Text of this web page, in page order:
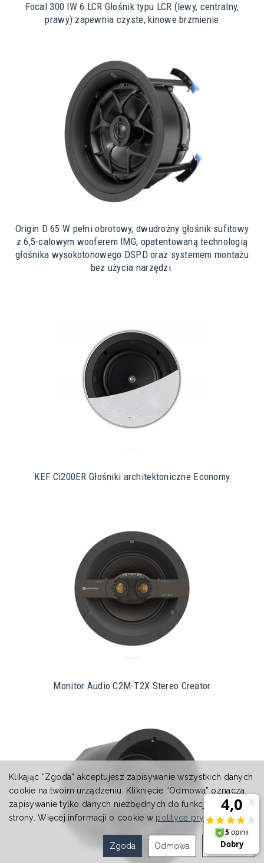
Focal 300 IW 6 LCR Głośnik typu LCR (lewy, centralny,
prawy) zapewnia czyste, kinowe brzmienie
Origin D 65 W pełni obrotowy, dwudrożny głośnik sufitowy
z 6,5-calowym wooferem IMG, opatentowaną technologią
głośnika wysokotonowego DSPD oraz systemem montażu
bez użycia narzędzi.
KEF Ci200ER Głośniki architektoniczne Economy
Monitor Audio C2M-T2X Stereo Creator
Klikając “Zgoda” akceptujesz zapisywanie wszystkich danych
cookie na twoim urządzeniu. Kliknięcie “Odmowa” oznacza
zapisywanie tylko danych niezbędnych do funkcjonowania
strony. Więcej informacji o cookie w polityce prywatności.
Ustawienia
Odmowa
Zgoda